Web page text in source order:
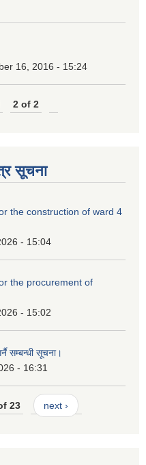
16, 2016 - 15:24
2 of 2
सूचना
the construction of ward 4
- 15:04
the procurement of
- 15:02
सम्बन्धी सूचना।
- 16:31
23 next ›